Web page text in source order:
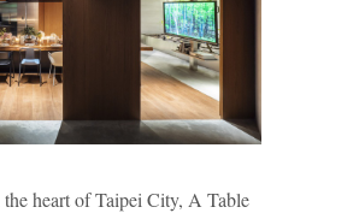
heart of Taipei City, A Table